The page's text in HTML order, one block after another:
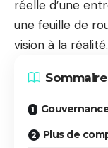
réelle d’une
une feuille de
vision à la réalité.
Sommaire
Plus de